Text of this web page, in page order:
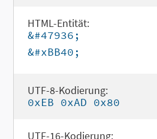
HTML-Entität:
&#47936;
&#xBB40;
UTF-8-Kodierung:
0xEB 0xAD 0x80
UTF-16-Kodierung: